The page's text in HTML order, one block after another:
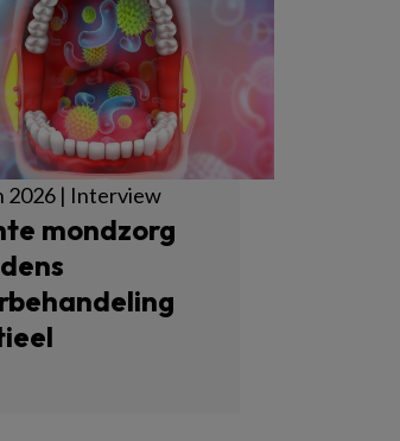
2026 | Interview
mondzorg